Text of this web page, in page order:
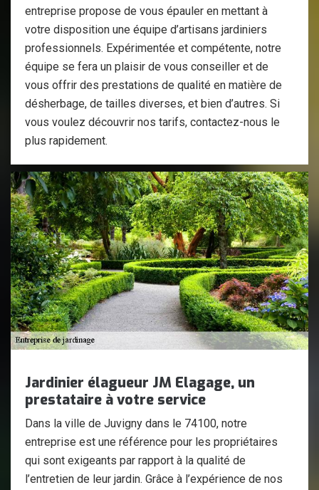
entreprise propose de vous épauler en mettant à
votre disposition une équipe d’artisans jardiniers
professionnels. Expérimentée et compétente, notre
équipe se fera un plaisir de vous conseiller et de
vous offrir des prestations de qualité en matière de
désherbage, de tailles diverses, et bien d’autres. Si
vous voulez découvrir nos tarifs, contactez-nous le
plus rapidement.
Jardinier élagueur JM Elagage, un
prestataire à votre service
Dans la ville de Juvigny dans le 74100, notre
entreprise est une référence pour les propriétaires
qui sont exigeants par rapport à la qualité de
l’entretien de leur jardin. Grâce à l’expérience de nos